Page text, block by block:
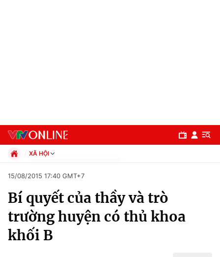
Chuyên mục
Chính trị
XÃ HỘI
Xã hội
Pháp luật
Kinh tế
Thể thao
Truyền hình
15/08/2015 17:40 GMT+7
Bí quyết của thầy và trò
trường huyện có thủ khoa
khối B